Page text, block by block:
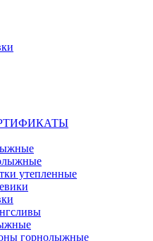
утепленные
горнолыжные